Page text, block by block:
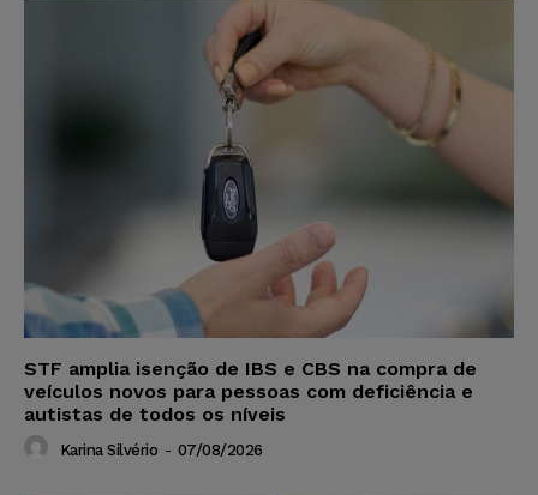
STF amplia isenção de IBS e CBS na compra de
veículos novos para pessoas com deficiência e
autistas de todos os níveis
Karina Silvério - 07/08/2026